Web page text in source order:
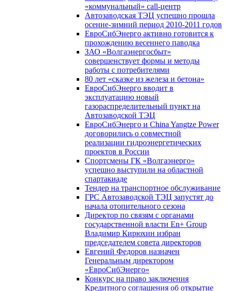
«коммунальный» call-центр
Автозаводская ТЭЦ успешно прошла
осенне-зимний период 2010-2011 годов
ЕвроСибЭнерго активно готовится к
прохождению весеннего паводка
ЗАО «Волгаэнергосбыт»
совершенствует формы и методы
работы с потребителями
80 лет «сказке из железа и бетона»
ЕвроСибЭнерго вводит в
эксплуатацию новый
газораспределительный пункт на
Автозаводской ТЭЦ
ЕвроСибЭнерго и China Yangtze Power
договорились о совместной
реализации гидроэнергетических
проектов в России
Спортсмены ГК «Волгаэнерго»
успешно выступили на областной
спартакиаде
Тендер на транспортное обслуживание
ГРС Автозаводской ТЭЦ запустят до
начала отопительного сезона
Директор по связям с органами
государственной власти En+ Group
Владимир Кирюхин избран
председателем совета директоров
Евгений Федоров назначен
Генеральным директором
«ЕвроСибЭнерго»
Конкурс на право заключения
Кредитного соглашения об открытие